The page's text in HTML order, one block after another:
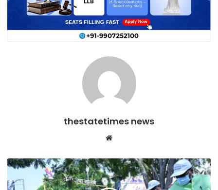
thestatetimes news
हरित
अभियान'